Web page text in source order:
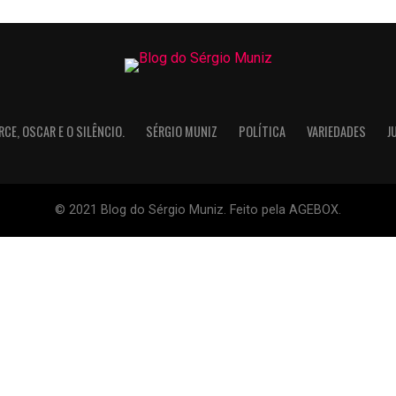
OSCAR E O SILÊNCIO. SÉRGIO MUNIZ POLÍTICA VARIEDADES
© 2021 Blog do Sérgio Muniz. Feito pela AGEBOX.